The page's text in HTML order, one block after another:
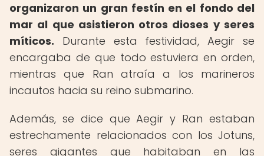
organizaron un gran festín en el fondo del
mar al que asistieron otros dioses y seres
míticos. Durante esta festividad, Aegir se
encargaba de que todo estuviera en orden,
mientras que Ran atraía a los marineros
incautos hacia su reino submarino.
Además, se dice que Aegir y Ran estaban
estrechamente relacionados con los Jotuns,
seres gigantes que habitaban en las